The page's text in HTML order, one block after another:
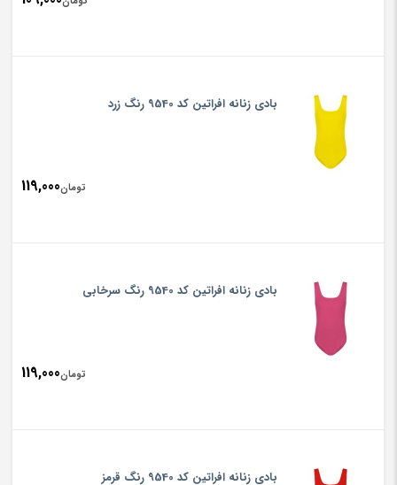
بادی زنانه افراتین کد 9540 رنگ زرد
تومان119,000
بادی زنانه افراتین کد 9540 رنگ سرخابی
تومان119,000
بادی زنانه افراتین کد 9540 رنگ قرمز